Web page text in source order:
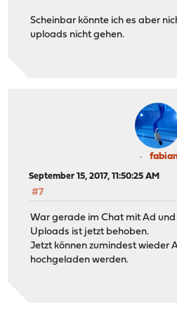
Scheinbar könnte ich es aber
uploads nicht gehen.
September 15, 2017, 11:50:25 AM
#7
War gerade im Chat mit Ad
Uploads ist jetzt behoben.
Jetzt können zumindest wieder
hochgeladen werden.